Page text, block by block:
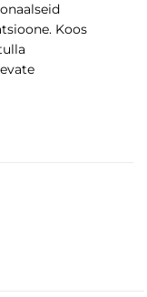
Koos